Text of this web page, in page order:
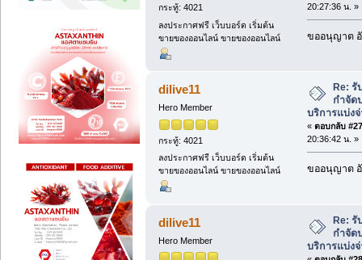
กระทู้: 4021
ลงประกาศฟรี เว็บบอร์ด เริ่มต้น
ขายของออนไลน์ ขายของออนไลน์
20:27:36 น. »
ขออนุญาต
dilive11
Hero Member
กระทู้: 4021
ลงประกาศฟรี เว็บบอร์ด เริ่มต้น
ขายของออนไลน์ ขายของออนไลน์
Re:
กำจัด
บริการแบ่ง
« ตอบกลับ
20:36:42 น. »
ขออนุญาต
dilive11
Hero Member
Re: รั
กำจัด
บริการแบ่ง